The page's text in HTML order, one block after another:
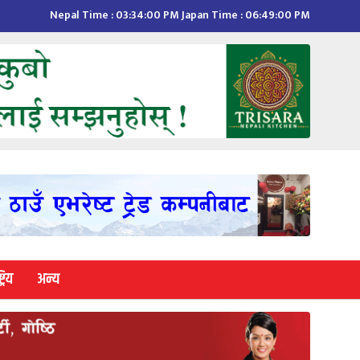
Nepal Time :03:34:01 PMJapan Time :06:49:01 PM
अन्य